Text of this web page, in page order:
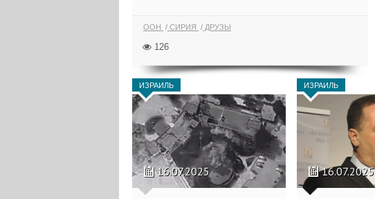
ООН СИРИЯ ДРУЗЫ
126
ИЗРАИЛЬ
16.07.2025
ИЗРАИЛЬ
16.07.2025